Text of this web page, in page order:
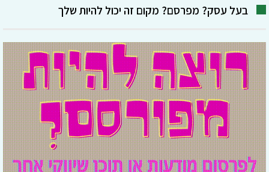
בעל עסק? מפרסם? מקום זה יכול להיות שלך